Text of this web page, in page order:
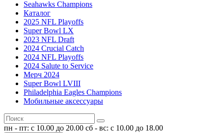
Seahawks Champions
Каталог
2025 NFL Playoffs
Super Bowl LX
2023 NFL Draft
2024 Crucial Catch
2024 NFL Playoffs
2024 Salute to Service
Мерч 2024
Super Bowl LVIII
Philadelphia Eagles Champions
Мобильные аксессуары
пн - пт: с 10.00 до 20.00 сб - вс: с 10.00 до 18.00